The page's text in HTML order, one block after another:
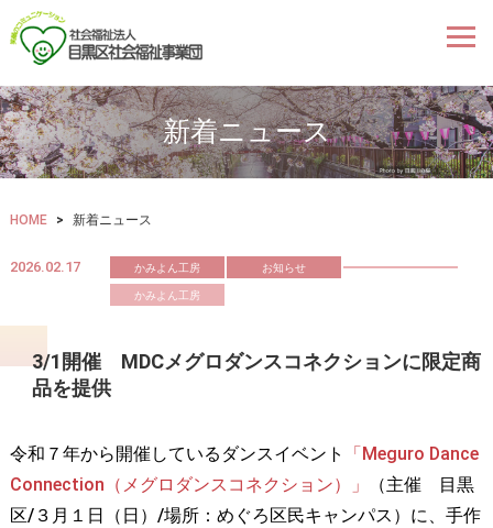
新着ニュース
HOME > 新着ニュース
2026.02.17 かみよん工房
お知らせ
かみよん工房
3/1開催 MDCメグロダンスコネクションに限定商
品を提供
令和７年から開催しているダンスイベント
「Meguro Dance
Connection（メグロダンスコネクション）」
（主催 目黒
区/３月１日（日）/場所：めぐろ区民キャンパス）に、手作